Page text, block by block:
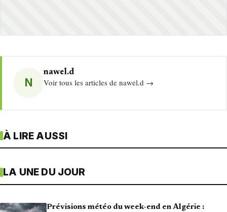
N
nawel.d
Voir tous les articles de nawel.d →
À LIRE AUSSI
LA UNE DU JOUR
Prévisions météo du week-end en Algérie :